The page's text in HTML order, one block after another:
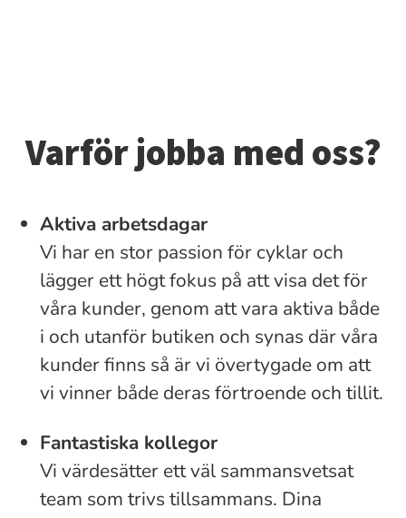
Varför jobba med oss?
Aktiva arbetsdagar
Vi har en stor passion för cyklar och
lägger ett högt fokus på att visa det för
våra kunder, genom att vara aktiva både
i och utanför butiken och synas där våra
kunder finns så är vi övertygade om att
vi vinner både deras förtroende och tillit.
Fantastiska kollegor
Vi värdesätter ett väl sammansvetsat
team som trivs tillsammans. Dina